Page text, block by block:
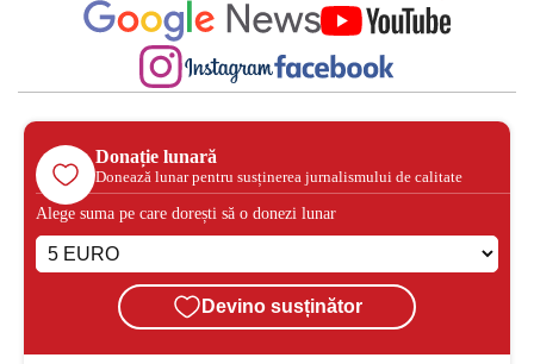
Donație lunară
Donează lunar pentru susținerea jurnalismului de calitate
Alege suma pe care dorești să o donezi lunar
Devino susținător